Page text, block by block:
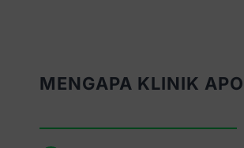
MENGAPA KLINIK